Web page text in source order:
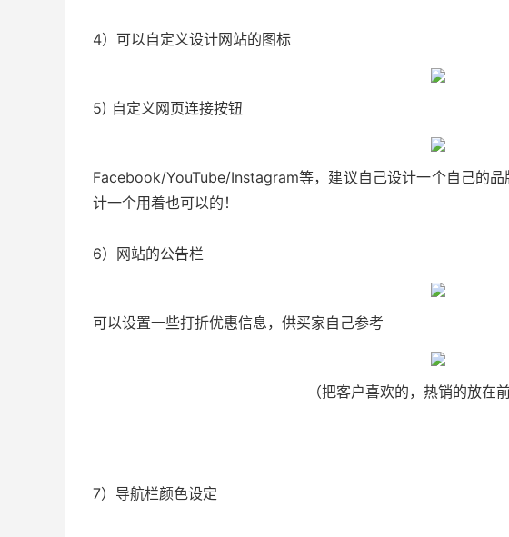
4）可以自定义设计网站的图标
5) 自定义网页连接按钮
Facebook/YouTube/Instagram等，建议自己设计一个自己的
计一个用着也可以的！
6）网站的公告栏
可以设置一些打折优惠信息，供买家自己参考
（把客户喜欢的，热销的放在
7）导航栏颜色设定